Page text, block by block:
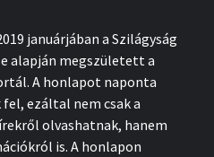
januárjában a Szilágyság
alapján megszületett a
A honlapot naponta
ezáltal nem csak a
olvashatnak, hanem
is. A honlapon